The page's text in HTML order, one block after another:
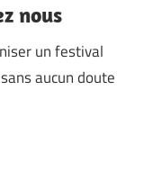
nous
un festival
aucun doute